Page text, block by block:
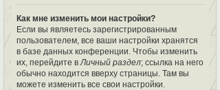
Как мне изменить мои настройки?
Если вы являетесь зарегистрированным
пользователем, все ваши настройки хранятся
в базе данных конференции. Чтобы изменить
их, перейдите вЛичный раздел; ссылка на него
обычно находится вверху страницы. Там вы
можете изменить все свои настройки.